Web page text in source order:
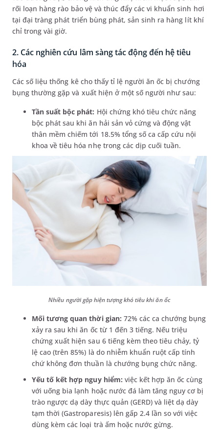
rối loạn hàng rào bảo vệ và thúc đẩy các vi khuẩn sinh hơi
tại đại tràng phát triển bùng phát, sản sinh ra hàng lít khí
chỉ trong vài giờ.
2. Các nghiên cứu lâm sàng tác động đến hệ tiêu
hóa
Các số liệu thống kê cho thấy tỉ lệ người ăn ốc bị chướng
bụng thường gặp và xuất hiện ở một số người như sau:
Tần suất bộc phát: Hội chứng khó tiêu chức năng
bộc phát sau khi ăn hải sản vỏ cứng và động vật
thân mềm chiếm tới 18.5% tổng số ca cấp cứu nội
khoa về tiêu hóa nhẹ trong các dịp cuối tuần.
Nhiều người gặp hiện tượng khó tiêu khi ăn ốc
Mối tương quan thời gian: 72% các ca chướng bụng
xảy ra sau khi ăn ốc từ 1 đến 3 tiếng. Nếu triệu
chứng xuất hiện sau 6 tiếng kèm theo tiêu chảy, tỷ
lệ cao (trên 85%) là do nhiễm khuẩn ruột cấp tính
chứ không đơn thuần là chướng bụng chức năng.
Yếu tố kết hợp nguy hiểm: việc kết hợp ăn ốc cùng
với uống bia lạnh hoặc nước đá làm tăng nguy cơ bị
trào ngược dạ dày thực quản (GERD) và liệt dạ dày
tạm thời (Gastroparesis) lên gấp 2.4 lần so với việc
dùng kèm các loại trà ấm hoặc nước gừng.